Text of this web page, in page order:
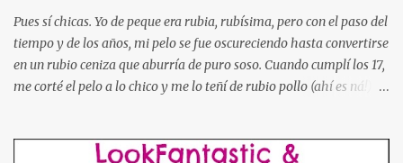
o No, link a vuestro blog y fecha de p...
Pues sí chicas. Yo de peque era rubia, rubísima, pero con el paso del
tiempo y de los años, mi pelo se fue oscureciendo hasta convertirse
en un rubio ceniza que aburría de puro soso. Cuando cumplí los 17,
me corté el pelo a lo chico y me lo teñí de rubio pollo (ahí es ná!).
rosa, verde, etc). Tuve el pelo naranja dorito, pelirrojo, granate,